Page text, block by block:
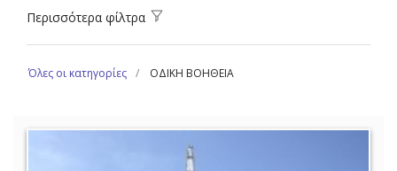
Περισσότερα φίλτρα
Όλες οι κατηγορίες ΟΔΙΚΗ ΒΟΗΘΕΙΑ